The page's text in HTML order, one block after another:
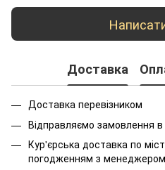
Доставка
Доставка перевізником
Відправляємо замовлення
Кур'єрська доставка по
погодженням з